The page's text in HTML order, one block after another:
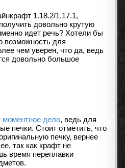
1.18.2/1.17.1,
довольно крутую
идет речь? Хотели бы
возможность для
чем уверен, что да, ведь
довольно большое
моментное дело, ведь для
печки. Стоит отметить, что
печку, вернее
так как крафт не
время переплавки